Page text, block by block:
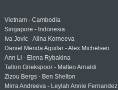
Vietnam - Cambodia
Singapore - Indonesia
Iva Jovic - Alina Korneeva
Daniel Merida Aguilar - Alex Michelsen
Ann Li - Elena Rybakina
Tallon Griekspoor - Matteo Arnaldi
Zizou Bergs - Ben Shelton
Mirra Andreeva - Leylah Annie Fernandez